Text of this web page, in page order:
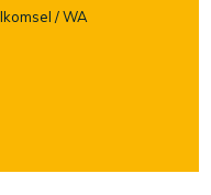
/ WA